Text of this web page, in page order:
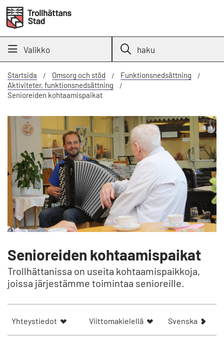
Valikko haku
Startsida Omsorg och stöd
Funktionsnedsättning
Aktiviteter, funktionsnedsättning
Senioreiden kohtaamispaikat
Senioreiden kohtaamispaikat
Trollhättanissa on useita kohtaamispaikkoja,
joissa järjestämme toimintaa senioreille.
Yhteystiedot Viittomakielellä
V
s
Svenska